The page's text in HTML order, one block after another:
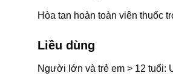
Hòa tan hoàn toàn viên thuốc
Liều dùng
Người lớn và trẻ em > 12 tuổi: